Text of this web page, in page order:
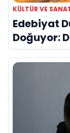
KÜLTÜR VE
Edebiyat
Doğuyor:
Evreni